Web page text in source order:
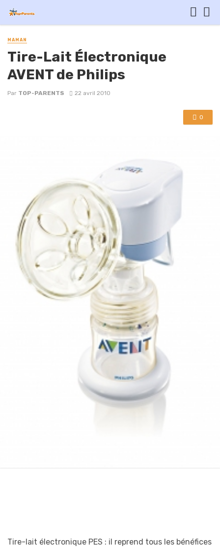
MAMAN
Tire-Lait Électronique
AVENT de Philips
Par TOP-PARENTS 22 avril 2010
0
Tire-lait électronique PES : il reprend tous les bénéfices